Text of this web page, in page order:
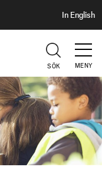
D
H
U
V
U
D
In English
MENY
SÖK